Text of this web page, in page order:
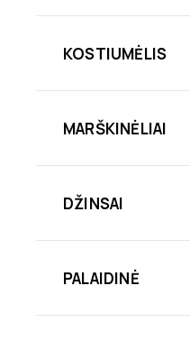
KOSTIUMĖLIS
MARŠKINĖLIAI
DŽINSAI
PALAIDINĖ